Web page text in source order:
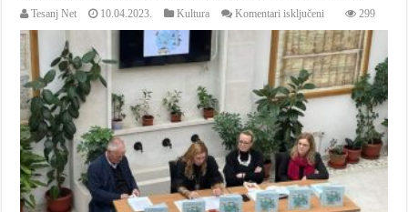
Tesanj Net 10.04.2023. Kultura Komentari isključeni
knjige
“Putuj
sa
mnom
na
upoznaš
Istok”
299